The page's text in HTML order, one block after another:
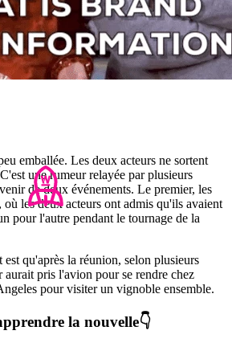
emballée. Les deux acteurs ne sortent
une rumeur relayée par plusieurs
de deux événements. Le premier, les
, où les deux acteurs ont admis qu'ils avaient
pour l'autre pendant le tournage de la
qu'après la réunion, selon plusieurs
pris l'avion pour se rendre chez
pour visiter un vignoble ensemble.
la nouvelle👇